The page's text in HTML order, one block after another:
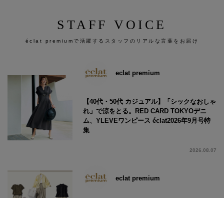
STAFF VOICE
éclat premiumで活躍するスタッフのリアルな言葉をお届け
eclat premium
【40代・50代 カジュアル】「シックなおしゃ
れ」で涼をとる。RED CARD TOKYOデニ
ム、YLEVEワンピース éclat2026年9月号特
集
2026.08.07
eclat premium